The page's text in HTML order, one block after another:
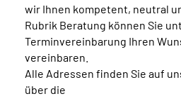
wir Ihnen kompetent, neutral
Rubrik Beratung können Sie
Terminvereinbarung Ihren
vereinbaren.
Alle Adressen finden Sie auf
über die